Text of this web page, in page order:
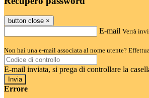
button close ×
E-mail Verrà
Non hai una e-mail associata al nome utente?
E-mail inviata, si prega di controllare la
Errore